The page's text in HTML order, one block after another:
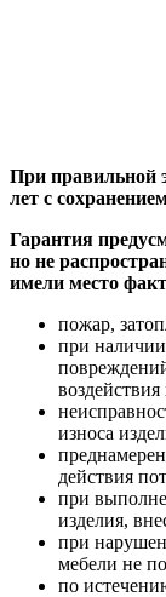
При правильной
лет с
Гарантия
но не
имели место
пожар,
при
износа
действия
при
изделия,
при
мебели не
по